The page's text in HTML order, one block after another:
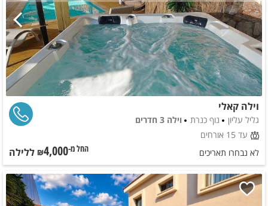
וילה קאלי
גליל עליון נוף כנרת
וילה 3 חדרים
עד 15 אורחים
לא נבחרו תאריכים
החל מ-₪4,000 ללילה